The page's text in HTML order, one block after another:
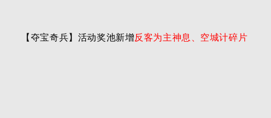
【夺宝奇兵】活动奖池新增反客为主神息、空城计碎片